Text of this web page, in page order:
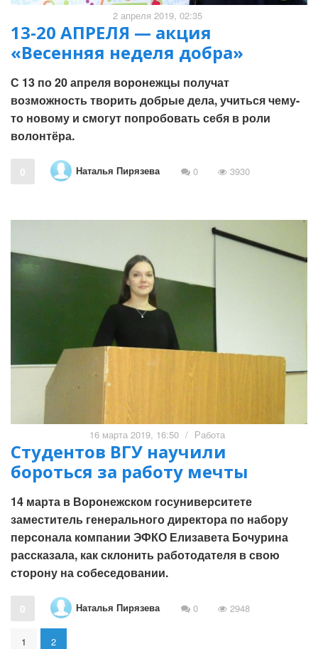
2 апреля 2019, 02:35
13-20 АПРЕЛЯ — акция
«Весенняя неделя добра»
С 13 по 20 апреля воронежцы получат
возможность творить добрые дела, учиться чему-
то новому и смогут попробовать себя в роли
волонтёра.
0 Наталья Пирязева 0 3930
16 марта 2019, 16:50 / Работа
Студентов ВГУ научили
бороться за работу мечты
14 марта в Воронежском госуниверситете
заместитель генерального директора по набору
персонала компании ЭФКО Елизавета Бочурина
рассказала, как склонить работодателя в свою
сторону на собеседовании.
0 Наталья Пирязева 0 2948
1 2